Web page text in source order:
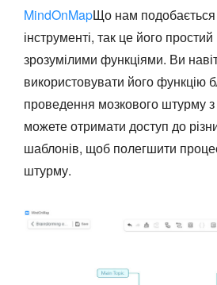
MindOnMapЩо нам
інструменті, так це його простий
зрозумілими функціями. Ви
використовувати його функцію
проведення мозкового штурму з
можете отримати доступ до
шаблонів, щоб полегшити
штурму.